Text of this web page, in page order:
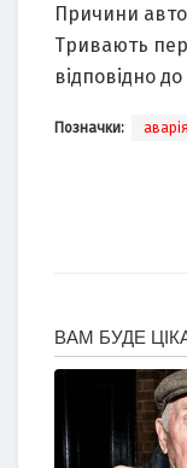
Причини
Тривaють
відповідно
Позначки: аварія